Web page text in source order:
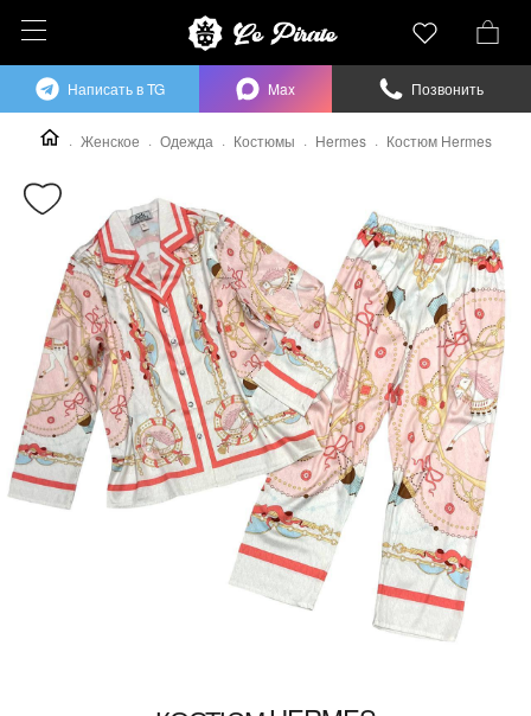
Женское Одежда Костюмы Hermes Костюм Hermes
Написать в TG Max Позвонить